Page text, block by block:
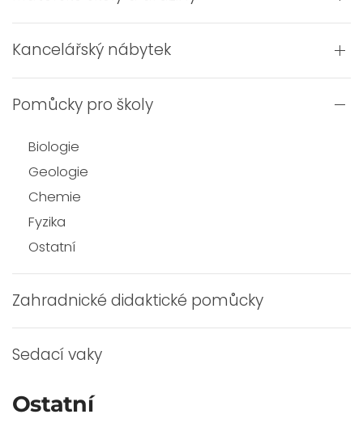
Kancelářský nábytek
Pomůcky pro školy
Biologie
Geologie
Chemie
Fyzika
Ostatní
Zahradnické didaktické pomůcky
Sedací vaky
Ostatní